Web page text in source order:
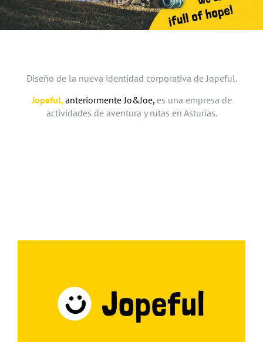
Diseño de la nueva identidad corporativa de Jopeful.
Jopeful,anteriormente Jo&Joe,es una empresa de
actividades de aventura y rutas en Asturias.